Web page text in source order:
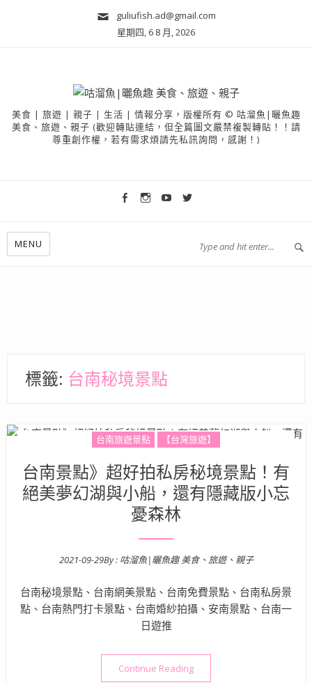
guliufish.ad@gmail.com
星期四, 6 8 月, 2026
美食 | 旅遊 | 親子 | 生活 | 情報分享，版權所有 © 咕溜魚|曬魚趣
美食、旅遊、親子 (歡迎轉貼連結，但全篇圖文嚴禁複製轉貼！！請
尊重創作權，若有需求煩請先私訊詢問，感謝！)
MENU
標籤: 台南秘境景點
台南旅遊景點 【台灣旅遊】
台南景點》超好拍私房秘境景點！有
絕美夢幻湖與小船，還有隱藏版小忘
憂森林
Posted on
2021-09-29By : 咕溜魚|曬魚趣 美食、旅遊、親子
台南秘境景點、台南網美景點、台南免費景點、台南私房景
點、台南熱門打卡景點、台南婚紗拍攝、安南景點、台南一
日遊推
Continue Reading“台南景點》超好拍私房秘境